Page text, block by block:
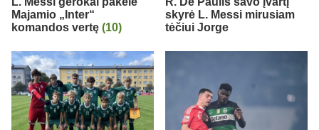
Majamio „Inter“
komandos vertę (10)
skyrė L. Messi mirusiam
tėčiui Jorge